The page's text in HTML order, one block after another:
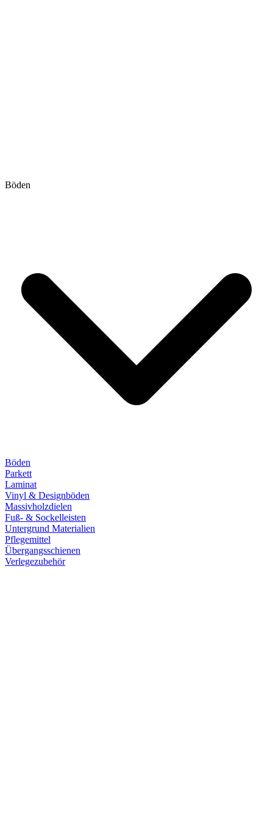
Böden
Böden
Parkett
Laminat
Vinyl & Designböden
Massivholzdielen
Fuß- & Sockelleisten
Untergrund Materialien
Pflegemittel
Übergangsschienen
Verlegezubehör